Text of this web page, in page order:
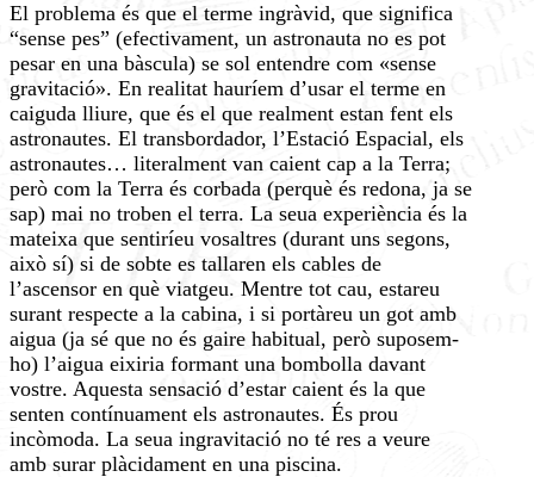
El problema és que el terme ingràvid, que significa
“sense pes” (efectivament, un astronauta no es pot
pesar en una bàscula) se sol entendre com «sense
gravitació». En realitat hauríem d’usar el terme en
caiguda lliure, que és el que realment estan fent els
astronautes. El transbordador, l’Estació Espacial, els
astronautes… literalment van caient cap a la Terra;
però com la Terra és corbada (perquè és redona, ja se
sap) mai no troben el terra. La seua experiència és la
mateixa que sentiríeu vosaltres (durant uns segons,
això sí) si de sobte es tallaren els cables de
l’ascensor en què viatgeu. Mentre tot cau, estareu
surant respecte a la cabina, i si portàreu un got amb
aigua (ja sé que no és gaire habitual, però suposem-
ho) l’aigua eixiria formant una bombolla davant
vostre. Aquesta sensació d’estar caient és la que
senten contínuament els astronautes. És prou
incòmoda. La seua ingravitació no té res a veure
amb surar plàcidament en una piscina.